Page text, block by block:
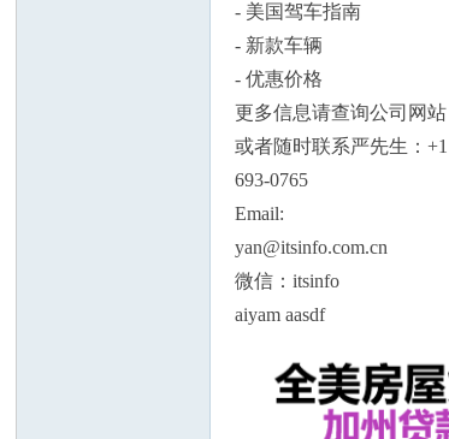
- 美国驾车指南
- 新款车辆
- 优惠价格
更多信息请查询公司网站
或者随时联系严先生：+1
693-0765
Email:
yan@itsinfo.com.cn
微信：itsinfo
aiyam aasdf